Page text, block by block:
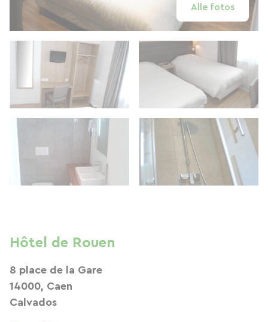
Alle fotos
Hôtel de Rouen
8 place de la Gare
14000, Caen
Calvados